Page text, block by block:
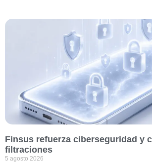
Finsus refuerza ciberseguridad y
filtraciones
5 agosto 2026